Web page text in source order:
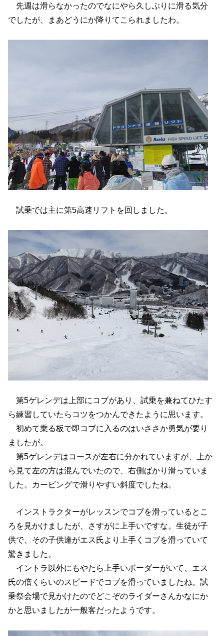
先週は滑らなかったのでなにやら久しぶりに滑る気分
でしたが、まあどうにか降りてこられましたわ。
試乗では主に第5高速リフトを回しました。
第5ゲレンデは上部にコブがあり、試乗を兼ねてひたす
ら練習していたらコツをつかんできたように思います。
初めて乗る板で即コブに入るのはいささか勇気が要り
ましたが。
第5ゲレンデはコースが左右に分かれていますが、上か
ら見て左の方は混んでいたので、右側ばかり滑っていま
した。カービングで滑りやすい斜度でしたね。
インストラクターがレッスンでコブを滑っているとこ
ろを見かけましたが、さすがに上手いですな。生徒が子
供で、その子供達がエス氏より上手くコブを滑っていて
驚きました。
イントラ以外にもやたら上手いボーダーがいて、エス
氏の倍くらいのスピードでコブを滑っていましたね。試
乗祭会場で見かけたのでどこぞのライダーさんかなにか
かと思いましたが一般客だったようです。